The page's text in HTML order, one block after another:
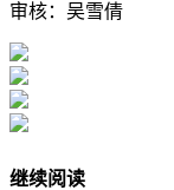
审核：吴雪倩
继续阅读